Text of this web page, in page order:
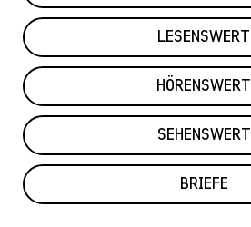
LESENSWERT
HÖRENSWERT
SEHENSWERT
BRIEFE